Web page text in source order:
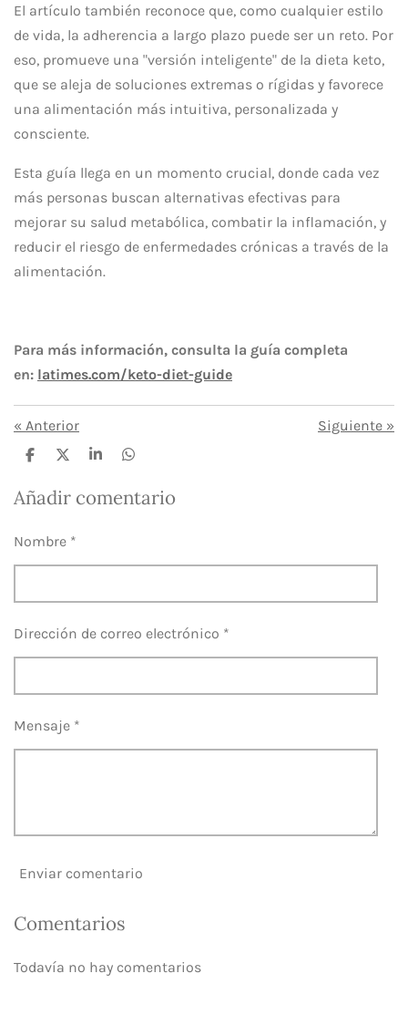
El artículo también reconoce que, como cualquier estilo
de vida, la adherencia a largo plazo puede ser un reto. Por
eso, promueve una "versión inteligente" de la dieta keto,
que se aleja de soluciones extremas o rígidas y favorece
una alimentación más intuitiva, personalizada y
consciente.
Esta guía llega en un momento crucial, donde cada vez
más personas buscan alternativas efectivas para
mejorar su salud metabólica, combatir la inflamación, y
reducir el riesgo de enfermedades crónicas a través de la
alimentación.
Para más información, consulta la guía completa
en: latimes.com/keto-diet-guide
« Anterior Siguiente »
C
m
p
t
i
C
p
t
i
C
p
i
C
p
i
Añadir comentario
Nombre *
Dirección de correo electrónico *
Mensaje *
Enviar comentario
Comentarios
Todavía no hay comentarios